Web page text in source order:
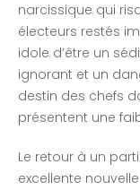
narcissique qui
électeurs restés
idole d’être un
ignorant et un
destin des chefs
présentent une
Le retour à un
excellente